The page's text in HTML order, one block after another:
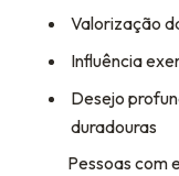
Valorização
Influência
Desejo
duradouras
Pessoas com